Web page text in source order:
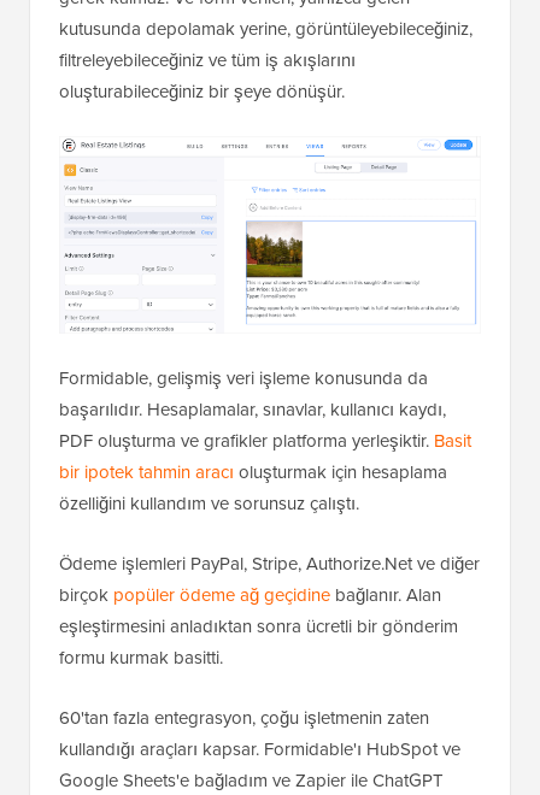
kutusunda depolamak yerine, görüntüleyebileceğiniz,
filtreleyebileceğiniz ve tüm iş akışlarını
oluşturabileceğiniz bir şeye dönüşür.
Formidable, gelişmiş veri işleme konusunda da
başarılıdır. Hesaplamalar, sınavlar, kullanıcı kaydı,
PDF oluşturma ve grafikler platforma yerleşiktir. Basit
bir ipotek tahmin aracı oluşturmak için hesaplama
özelliğini kullandım ve sorunsuz çalıştı.
Ödeme işlemleri PayPal, Stripe, Authorize.Net ve diğer
birçok popüler ödeme ağ geçidine bağlanır. Alan
eşleştirmesini anladıktan sonra ücretli bir gönderim
formu kurmak basitti.
60'tan fazla entegrasyon, çoğu işletmenin zaten
kullandığı araçları kapsar. Formidable'ı HubSpot ve
Google Sheets'e bağladım ve Zapier ile ChatGPT